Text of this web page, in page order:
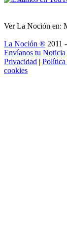
Ver La Noción en:
La Noción ® 2011
Envíanos tu Noticia
Privacidad | Política
cookies